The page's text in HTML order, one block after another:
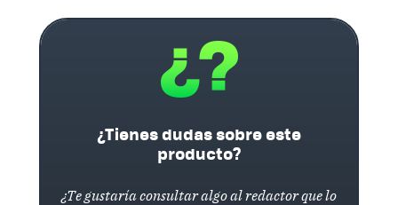
¿Tienes dudas sobre este
producto?
¿Te gustaría consultar algo al redactor que lo